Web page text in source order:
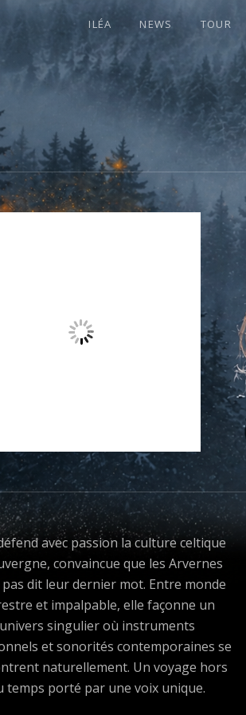
CELTIQUE DES AUVERGNATES !
ILÉA NEWS TOUR
avec passion la culture celtique
convaincue que les Arvernes
pas dit leur dernier mot. Entre monde
et impalpable, elle façonne un
univers singulier où instruments
et sonorités contemporaines se
naturellement. Un voyage hors
temps porté par une voix unique.